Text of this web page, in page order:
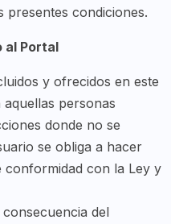
presentes condiciones.
al Portal
y ofrecidos en este
personas
donde no se
se obliga a hacer
con la Ley y
del